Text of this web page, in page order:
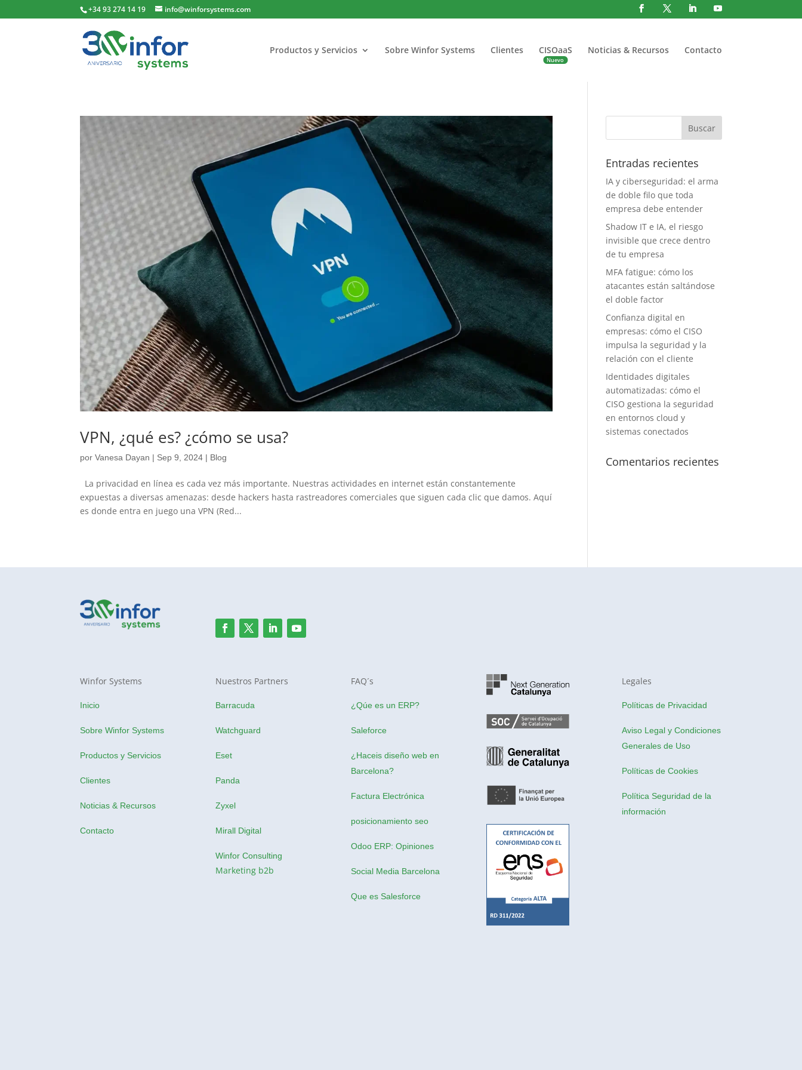
+34 93 274 14 19 info@winforsystems.com
Productos y Servicios Sobre Winfor Systems Clientes CISOaaS Noticias & Recursos Contacto
VPN, ¿qué es? ¿cómo se usa?
porVanesa Dayan | Sep 9, 2024 | Blog
La privacidad en línea es cada vez más importante. Nuestras actividades en internet están constantemente
expuestas a diversas amenazas: desde hackers hasta rastreadores comerciales que siguen cada clic que damos. Aquí
es donde entra en juego una VPN (Red...
Entradas recientes
IA y ciberseguridad: el arma
de doble filo que toda
empresa debe entender
Shadow IT e IA, el riesgo
invisible que crece dentro
de tu empresa
MFA fatigue: cómo los
atacantes están saltándose
el doble factor
Confianza digital en
empresas: cómo el CISO
impulsa la seguridad y la
relación con el cliente
Identidades digitales
automatizadas: cómo el
CISO gestiona la seguridad
en entornos cloud y
sistemas conectados
Comentarios recientes
Winfor Systems
Inicio
Sobre Winfor Systems
Productos y Servicios
Clientes
Noticias & Recursos
Contacto
Nuestros Partners
Barracuda
Watchguard
Eset
Panda
Zyxel
Mirall Digital
Winfor Consulting
Marketing b2b
FAQ´s
¿Qúe es un ERP?
Saleforce
¿Haceis diseño web en
Barcelona?
Factura Electrónica
posicionamiento seo
Odoo ERP: Opiniones
Social Media Barcelona
Que es Salesforce
Legales
Políticas de Privacidad
Aviso Legal y Condiciones
Generales de Uso
Políticas de Cookies
Política Seguridad de la
información